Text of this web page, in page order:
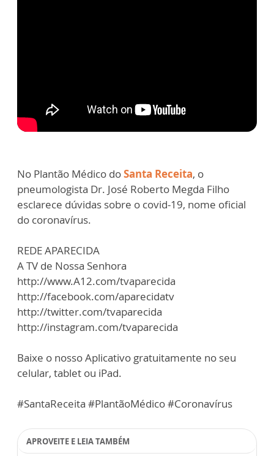
No Plantão Médico doSanta Receita, o
pneumologista Dr. José Roberto Megda Filho
esclarece dúvidas sobre o covid-19, nome oficial
do coronavírus.
REDE APARECIDA
A TV de Nossa Senhora
http://www.A12.com/tvaparecida
http://facebook.com/aparecidatv
http://twitter.com/tvaparecida
http://instagram.com/tvaparecida
Baixe o nosso Aplicativo gratuitamente no seu
celular, tablet ou iPad.
#SantaReceita #PlantãoMédico #Coronavírus
APROVEITE E LEIA TAMBÉM